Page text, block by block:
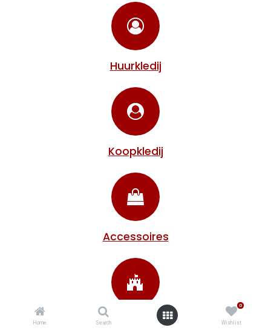
Home Search
0
Wishlist
Huurkledij
Koopkledij
Accessoires
Decoratie